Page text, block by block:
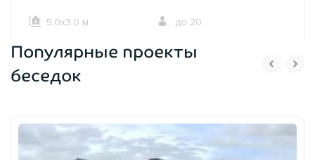
5,0х3,0 м. до 20
ОФОРМИТЬ ЗАКАЗ
Популярные проекты
беседок